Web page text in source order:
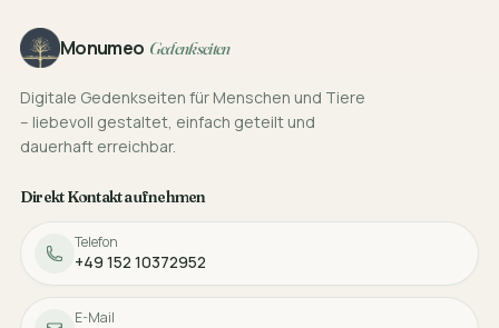
FooterMonumeo Gedenkseiten
Digitale Gedenkseiten für Menschen und Tiere
– liebevoll gestaltet, einfach geteilt und
dauerhaft erreichbar.
Direkt Kontakt aufnehmen
Telefon
+49 152 10372952
E-Mail